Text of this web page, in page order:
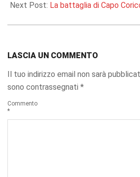
17
Next Post: La battaglia di Capo
LASCIA UN COMMENTO
Il tuo indirizzo email non sarà
sono contrassegnati *
Commento
*